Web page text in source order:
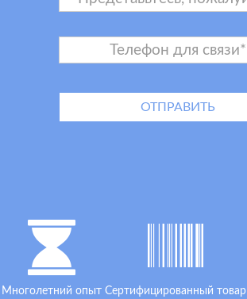
Многолетний опыт Сертифицированный товар